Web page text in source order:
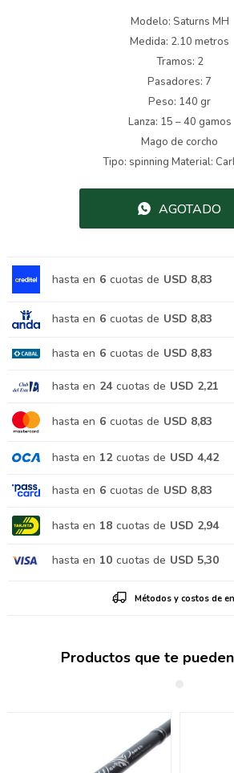
Modelo: Saturns MH
Medida: 2.10 metros
Tramos: 2
Pasadores: 7
Peso: 140 gr
Lanza: 15 – 40 gamos
Mago de corcho
Tipo: spinning Material:
AGOTADO
hasta en 6 cuotas de USD 8,83
hasta en 6 cuotas de USD 8,83
hasta en 6 cuotas de USD 8,83
hasta en 24 cuotas de USD 2,21
hasta en 6 cuotas de USD 8,83
hasta en 12 cuotas de USD 4,42
hasta en 6 cuotas de USD 8,83
hasta en 18 cuotas de USD 2,94
hasta en 10 cuotas de USD 5,30
Métodos y costos de
Productos que te